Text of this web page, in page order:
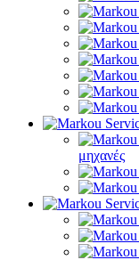
μηχανές